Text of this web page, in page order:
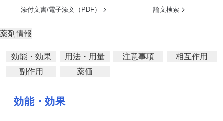
添付文書/電子添文（PDF） 論文検索
薬剤情報
効能・効果 用法・用量 注意事項
相互作用
副作用
薬価
効能・効果